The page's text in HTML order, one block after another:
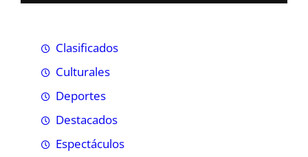
Clasificados
Culturales
Deportes
Destacados
Espectáculos